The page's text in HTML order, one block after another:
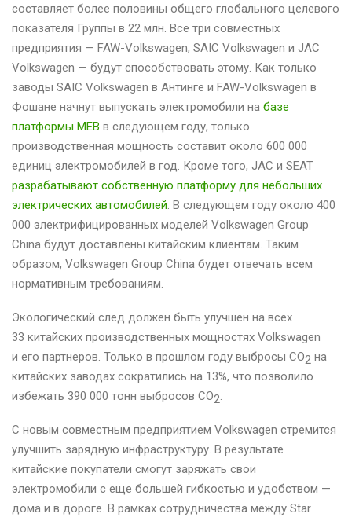
составляет более половины общего глобального целевого
показателя Группы в 22 млн. Все три совместных
предприятия — FAW-Volkswagen, SAIC Volkswagen и JAC
Volkswagen — будут способствовать этому. Как только
заводы SAIC Volkswagen в Антинге и FAW-Volkswagen в
Фошане начнут выпускать электромобили на базе
платформы MEB в следующем году, только
производственная мощность составит около 600 000
единиц электромобилей в год. Кроме того, JAC и SEAT
разрабатывают собственную платформу для небольших
электрических автомобилей. В следующем году около 400
000 электрифицированных моделей Volkswagen Group
China будут доставлены китайским клиентам. Таким
образом, Volkswagen Group China будет отвечать всем
нормативным требованиям.
Экологический след должен быть улучшен на всех
33 китайских производственных мощностях Volkswagen
и его партнеров. Только в прошлом году выбросы CO2 на
китайских заводах сократились на 13%, что позволило
избежать 390 000 тонн выбросов CO2.
С новым совместным предприятием Volkswagen стремится
улучшить зарядную инфраструктуру. В результате
китайские покупатели смогут заряжать свои
электромобили с еще большей гибкостью и удобством —
дома и в дороге. В рамках сотрудничества между Star